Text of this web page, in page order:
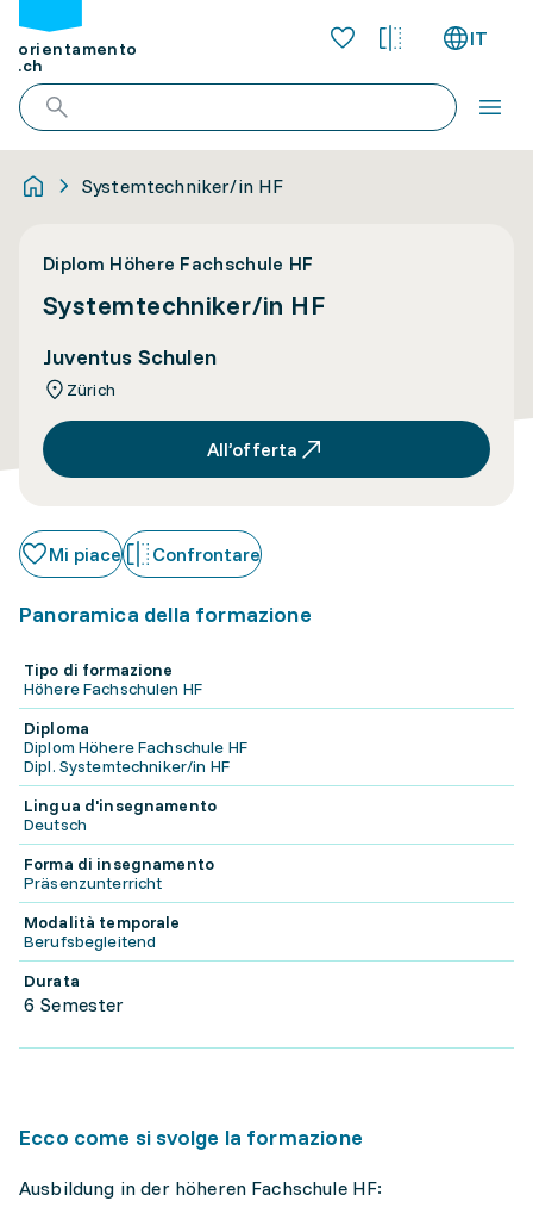
orientamento
.ch
IT
Systemtechniker/in HF
Diplom Höhere Fachschule HF
Systemtechniker/in HF
Juventus Schulen
Zürich
All’offerta
Mi piace Confrontare
Panoramica della formazione
Tipo di formazione
Höhere Fachschulen HF
Diploma
Diplom Höhere Fachschule HF
Dipl. Systemtechniker/in HF
Lingua d'insegnamento
Deutsch
Forma di insegnamento
Präsenzunterricht
Modalità temporale
Berufsbegleitend
Durata
6 Semester
Ecco come si svolge la formazione
Ausbildung in der höheren Fachschule HF: